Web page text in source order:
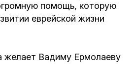
помощь, которую
еврейской жизни
желает Вадиму Ермолаеву